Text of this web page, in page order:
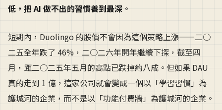
低，把 AI 做不出的習慣養到最深 。
短期內，Duolingo 的股價不會因為這個策略上漲——二○
二五全年跌了 46%，二○二六年開年繼續下探，截至四
月，距二○二五年五月的高點已跌掉約八成。但如果 DAU
真的走到 1 億，這家公司就會變成一個以「學習習慣」為
護城河的企業，而不是以「功能付費牆」為護城河的企業。